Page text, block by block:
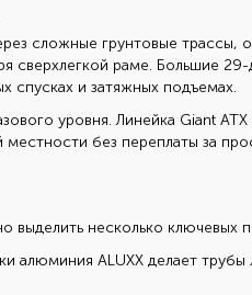
сложные грунтовые
сверхлегкой раме. Большие
спусках и затяжных подъемах.
уровня. Линейка Giant
без переплаты за
выделить несколько
алюминия ALUXX делает